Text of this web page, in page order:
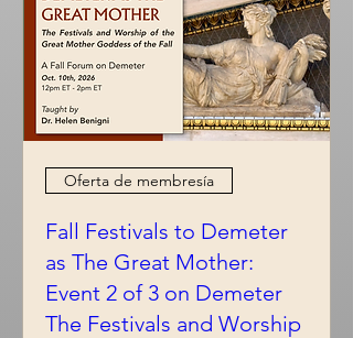
Oferta de membresía
Fall Festivals to Demeter
as The Great Mother:
Event 2 of 3 on Demeter
The Festivals and Worship